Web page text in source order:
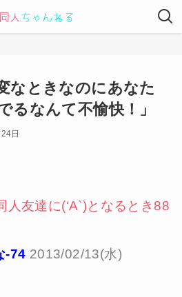
なときなのにあなた
るなんて不愉快！」
日
人友達に(‘A`)となるとき88
-74 2013/02/13(水)